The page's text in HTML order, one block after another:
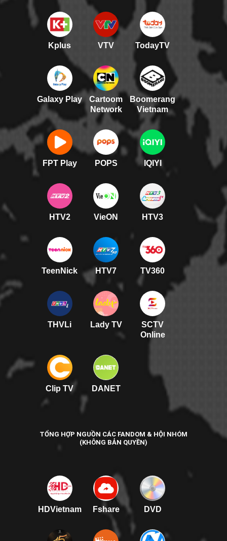
Kplus VTV TodayTV
Galaxy Play
Cartoom
Network
Boomerang
Vietnam
FPT Play POPS IQIYI
HTV2 VieON HTV3
TeenNick HTV7 TV360
THVLi Lady TV
SCTV
Online
Clip TV DANET
TỔNG HỢP NGUỒN CÁC FANDOM & HỘI NHÓM
(KHÔNG BẢN QUYỀN)
HDVietnam Fshare DVD